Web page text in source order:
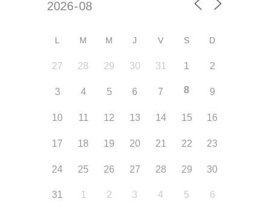
L M M J V S D
27 28 29 30 31 1 2
3 4 5 6 7 8 9
10 11 12 13 14 15 16
17 18 19 20 21 22 23
24 25 26 27 28 29 30
31 1 2 3 4 5 6